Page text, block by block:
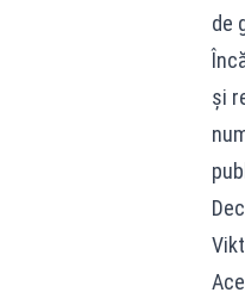
de
și